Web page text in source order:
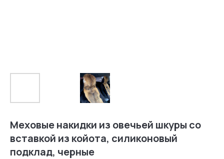
Меховые накидки из овечьей шкуры со
вставкой из койота, силиконовый
подклад, черные